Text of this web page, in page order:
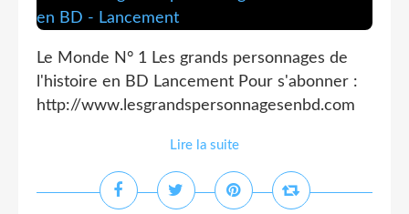
Le Monde N° 1 Les grands personnages de
l'histoire en BD Lancement Pour s'abonner :
http://www.lesgrandspersonnagesenbd.com
Lire la suite